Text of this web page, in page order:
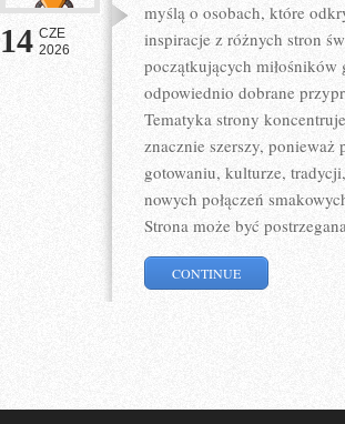
14 CZE
2026
myślą o osobach, które
inspiracje z różnych stron
początkujących
odpowiednio dobrane
Tematyka strony
znacznie szerszy,
gotowaniu, kulturze,
nowych połączeń
Strona może być
CONTINUE